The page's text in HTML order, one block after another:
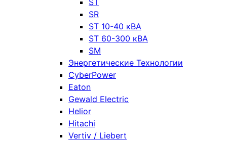
ST
SR
ST 10-40 кВА
ST 60-300 кВА
SM
Энергетические Технологии
CyberPower
Eaton
Gewald Electric
Helior
Hitachi
Vertiv / Liebert